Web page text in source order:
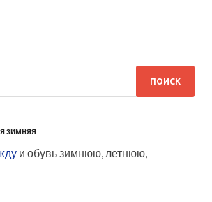
зимняя
и обувь зимнюю, летнюю,